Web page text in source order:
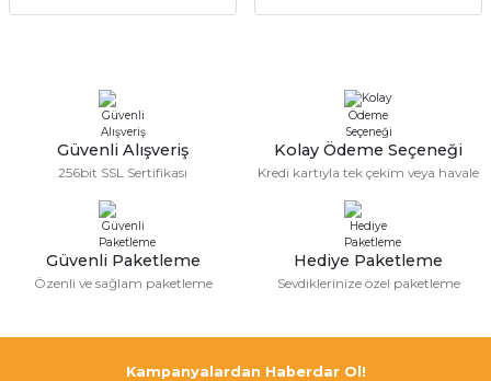
Güvenli Alışveriş
256bit SSL Sertifikası
Kolay Ödeme Seçeneği
Kredi kartıyla tek çekim veya havale
Güvenli Paketleme
Özenli ve sağlam paketleme
Hediye Paketleme
Sevdiklerinize özel paketleme
Kampanyalardan Haberdar Ol!